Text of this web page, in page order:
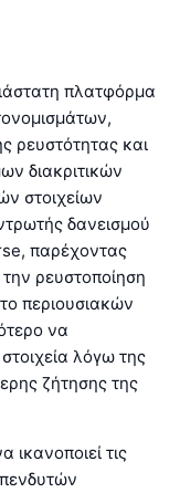
πλατφόρμα
ρευστότητας και
διακριτικών
στοιχείων
δανεισμού
παρέχοντας
ρευστοποίηση
περιουσιακών
να
λόγω της
ζήτησης της
ικανοποιεί τις